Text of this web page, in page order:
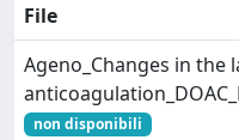
File
Ageno_Changes in the
non disponibili